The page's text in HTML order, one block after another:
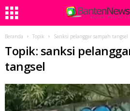
Beranda Topik Sanksi pelanggar sampah tangsel
Topik: sanksi
tangsel